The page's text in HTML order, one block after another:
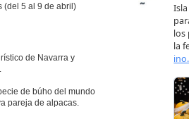
(del 5 al 9 de abril)
de Navarra y
de búho del mundo
pareja de alpacas.